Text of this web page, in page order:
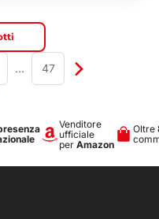
… 47
Venditore
ufficiale
per Amazon
Oltre